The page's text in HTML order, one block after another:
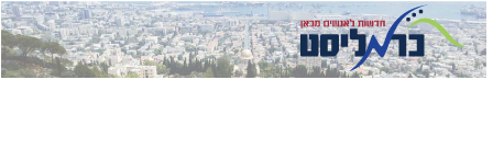
לחץ
כאן
לחץ
כדי